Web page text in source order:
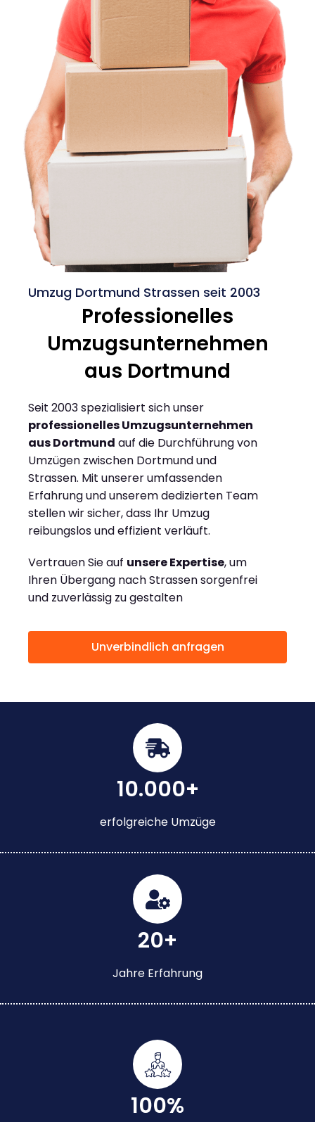
Umzug Dortmund Strassen seit 2003
Professionelles
Umzugsunternehmen
aus Dortmund
Seit 2003 spezialisiert sich unser
professionelles Umzugsunternehmen
aus Dortmund auf die Durchführung von
Umzügen zwischen Dortmund und
Strassen. Mit unserer umfassenden
Erfahrung und unserem dedizierten Team
stellen wir sicher, dass Ihr Umzug
reibungslos und effizient verläuft.
Vertrauen Sie auf unsere Expertise, um
Ihren Übergang nach Strassen sorgenfrei
und zuverlässig zu gestalten
Unverbindlich anfragen
10.000+
erfolgreiche Umzüge
20+
Jahre Erfahrung
100%